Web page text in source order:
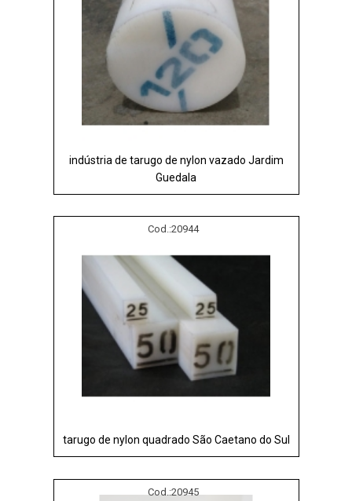
indústria de tarugo de nylon vazado Jardim
Guedala
Cod.:20944
tarugo de nylon quadrado São Caetano do Sul
Cod.:20945